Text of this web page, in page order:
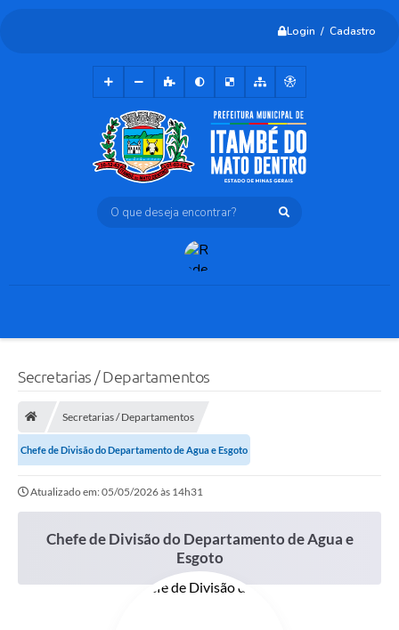
Login / Cadastro
O que deseja encontrar?
Secretarias / Departamentos
Secretarias / Departamentos
Chefe de Divisão do Departamento de Agua e Esgoto
Atualizado em: 05/05/2026 às 14h31
Chefe de Divisão do Departamento de Agua e
Esgoto